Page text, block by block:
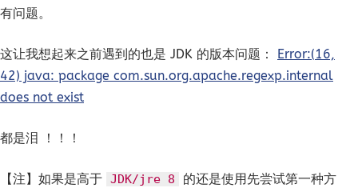
有问题。
这让我想起来之前遇到的也是 JDK 的版本问题： Error:(16,
42) java: package com.sun.org.apache.regexp.internal
does not exist
都是泪 ！！！
【注】如果是高于 JDK/jre 8
的还是使用先尝试第一种方